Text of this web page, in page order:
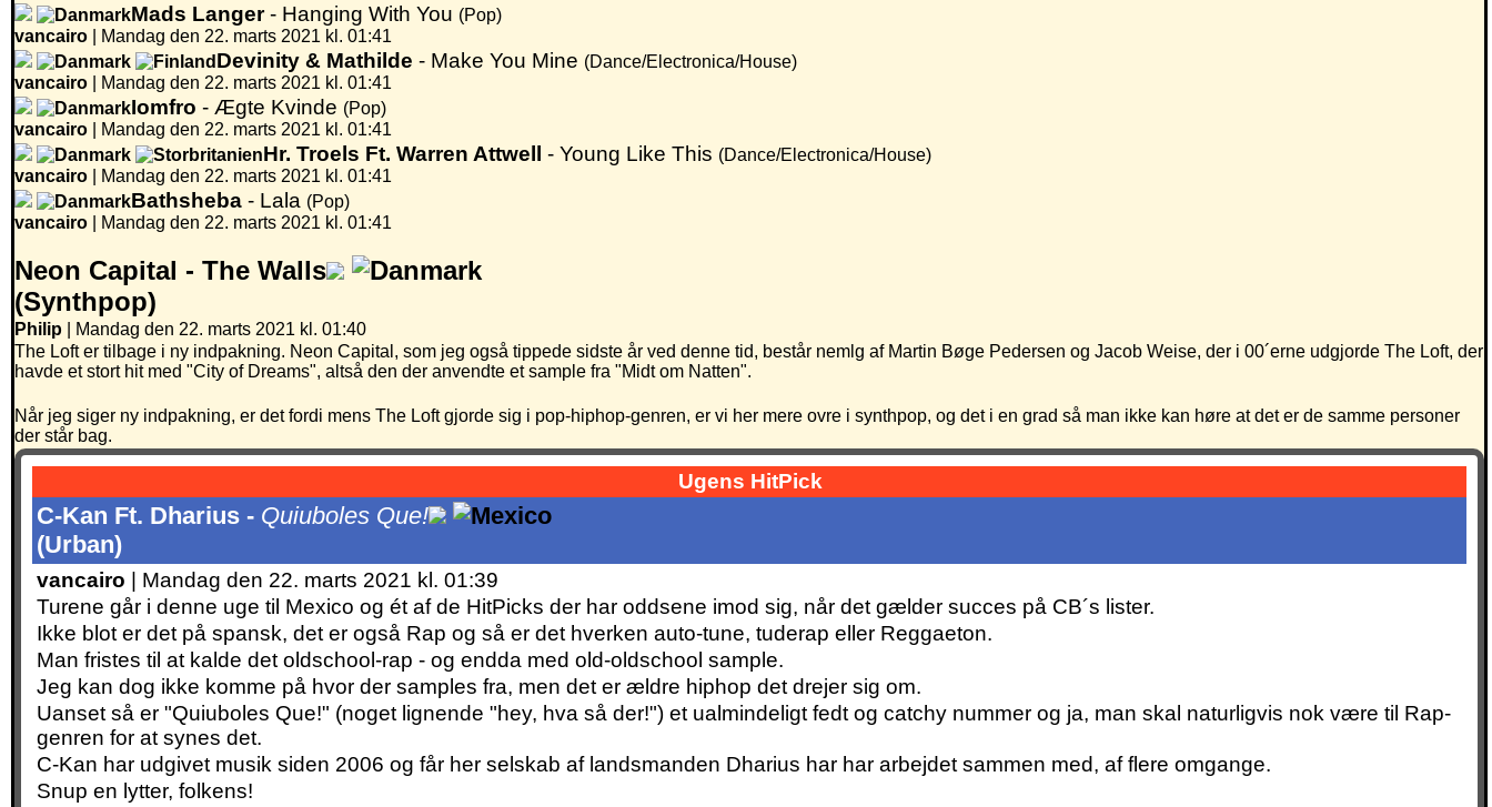
Mads Langer- Hanging With You (Pop)
vancairo
Mandag den 22. marts 2021 kl. 01:41
Devinity & Mathilde - Make You Mine (Dance/Electronica/House)
vancairo
Mandag den 22. marts 2021 kl. 01:41
Iomfro - Ægte Kvinde (Pop)
vancairo
Mandag den 22. marts 2021 kl. 01:41
Hr. Troels Ft. Warren Attwell - Young Like This (Dance/Electronica/House)
vancairo
Mandag den 22. marts 2021 kl. 01:41
Bathsheba - Lala (Pop)
vancairo
Mandag den 22. marts 2021 kl. 01:41
Neon Capital - The Walls
(Synthpop)
Philip | Mandag den 22. marts 2021 kl. 01:40
The Loft er tilbage i ny indpakning. Neon Capital, som jeg også tippede sidste år ved denne tid, består nemlg af Martin Bøge Pedersen og Jacob Weise, der i 00´erne udgjorde The Loft, der
havde et stort hit med "City of Dreams", altså den der anvendte et sample fra "Midt om Natten".
Når jeg siger ny indpakning, er det fordi mens The Loft gjorde sig i pop-hiphop-genren, er vi her mere ovre i synthpop, og det i en grad så man ikke kan høre at det er de samme personer
der står bag.
Ugens HitPick
C-Kan Ft. Dharius - Quiuboles Que!
(Urban)
vancairo | Mandag den 22. marts 2021 kl. 01:39
Turene går i denne uge til Mexico og ét af de HitPicks der har oddsene imod sig, når det gælder succes på CB´s lister.
Ikke blot er det på spansk, det er også Rap og så er det hverken auto-tune, tuderap eller Reggaeton.
Man fristes til at kalde det oldschool-rap - og endda med old-oldschool sample.
Jeg kan dog ikke komme på hvor der samples fra, men det er ældre hiphop det drejer sig om.
Uanset så er "Quiuboles Que!" (noget lignende "hey, hva så der!") et ualmindeligt fedt og catchy nummer og ja, man skal naturligvis nok være til Rap-
genren for at synes det.
C-Kan har udgivet musik siden 2006 og får her selskab af landsmanden Dharius har har arbejdet sammen med, af flere omgange.
Snup en lytter, folkens!